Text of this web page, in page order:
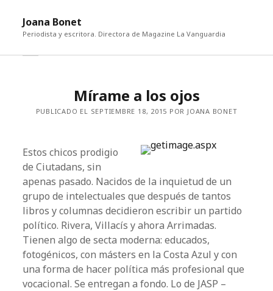
Joana Bonet
Periodista y escritora. Directora de Magazine La Vanguardia
Mírame a los ojos
PUBLICADO EL SEPTIEMBRE 18, 2015 POR JOANA BONET
Estos chicos prodigio
de Ciutadans, sin
apenas pasado. Nacidos de la inquietud de un
grupo de intelectuales que después de tantos
libros y columnas decidieron escribir un partido
político. Rivera, Villacís y ahora Arrimadas.
Tienen algo de secta moderna: educados,
fotogénicos, con másters en la Costa Azul y con
una forma de hacer política más profesional que
vocacional. Se entregan a fondo. Lo de JASP –